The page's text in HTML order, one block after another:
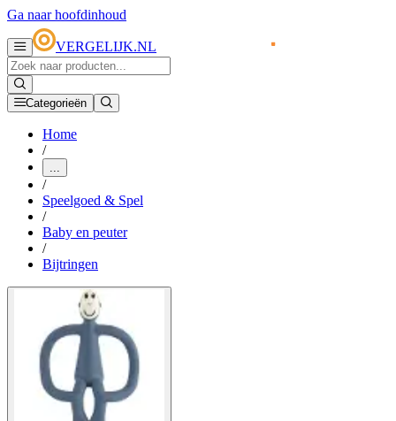
Ga naar hoofdinhoud
VERGELIJK.NL
Categorieën
Home
/
...
/
Speelgoed & Spel
/
Baby en peuter
/
Bijtringen